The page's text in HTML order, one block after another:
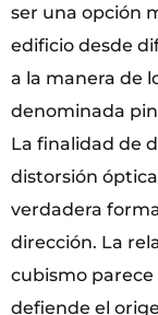
ser una opción
edificio desde
a la manera de
denominada
La finalidad de
distorsión
verdadera
dirección. La
cubismo parece
defiende el